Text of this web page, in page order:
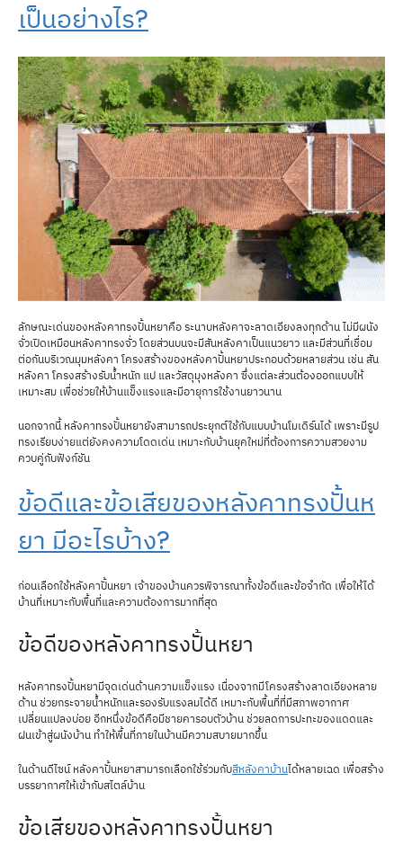
เป็นอย่างไร?
ลักษณะเด่นของหลังคาทรงปั้นหยาคือ ระนาบหลังคาจะลาดเอียงลงทุกด้าน ไม่มีผนัง
จั่วเปิดเหมือนหลังคาทรงจั่ว โดยส่วนบนจะมีสันหลังคาเป็นแนวยาว และมีส่วนที่เชื่อม
ต่อกันบริเวณมุมหลังคา โครงสร้างของหลังคาปั้นหยาประกอบด้วยหลายส่วน เช่น สัน
หลังคา โครงสร้างรับน้ำหนัก แป และวัสดุมุงหลังคา ซึ่งแต่ละส่วนต้องออกแบบให้
เหมาะสม เพื่อช่วยให้บ้านแข็งแรงและมีอายุการใช้งานยาวนาน
นอกจากนี้ หลังคาทรงปั้นหยายังสามารถประยุกต์ใช้กับแบบบ้านโมเดิร์นได้ เพราะมีรูป
ทรงเรียบง่ายแต่ยังคงความโดดเด่น เหมาะกับบ้านยุคใหม่ที่ต้องการความสวยงาม
ควบคู่กับฟังก์ชัน
ข้อดีและข้อเสียของหลังคาทรงปั้นห
ยา มีอะไรบ้าง?
ก่อนเลือกใช้หลังคาปั้นหยา เจ้าของบ้านควรพิจารณาทั้งข้อดีและข้อจำกัด เพื่อให้ได้
บ้านที่เหมาะกับพื้นที่และความต้องการมากที่สุด
ข้อดีของหลังคาทรงปั้นหยา
หลังคาทรงปั้นหยามีจุดเด่นด้านความแข็งแรง เนื่องจากมีโครงสร้างลาดเอียงหลาย
ด้าน ช่วยกระจายน้ำหนักและรองรับแรงลมได้ดี เหมาะกับพื้นที่ที่มีสภาพอากาศ
เปลี่ยนแปลงบ่อย อีกหนึ่งข้อดีคือมีชายคารอบตัวบ้าน ช่วยลดการปะทะของแดดและ
ฝนเข้าสู่ผนังบ้าน ทำให้พื้นที่ภายในบ้านมีความสบายมากขึ้น
ในด้านดีไซน์ หลังคาปั้นหยาสามารถเลือกใช้ร่วมกับสีหลังคาบ้านได้หลายเฉด เพื่อสร้าง
บรรยากาศให้เข้ากับสไตล์บ้าน
ข้อเสียของหลังคาทรงปั้นหยา